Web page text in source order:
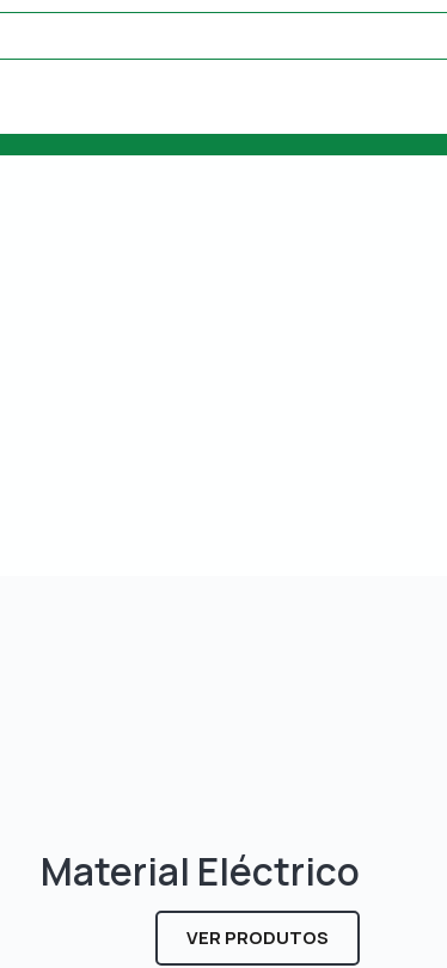
Material Eléctrico
VER PRODUTOS